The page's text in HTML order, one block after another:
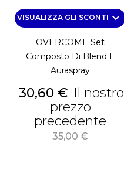
VISUALIZZA GLI SCONTI keyboard_arrow_down
OVERCOME Set
Composto Di Blend E
Auraspray
Prezzo
30,60 € Il nostro
prezzo
precedente
35,00 €